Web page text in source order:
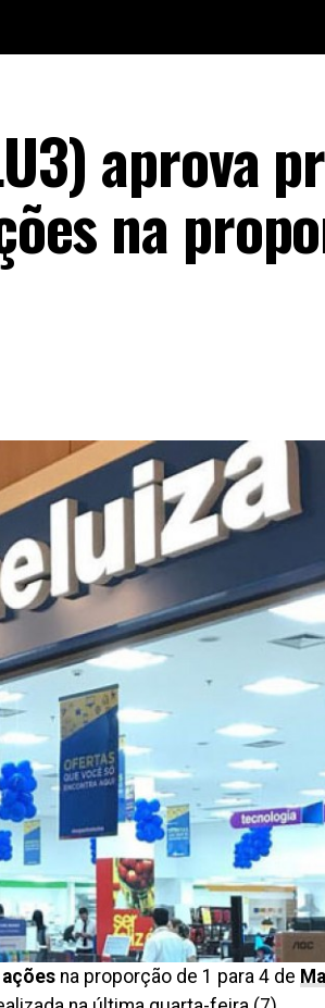
aprova
na
na proporção de 1 para 4 de